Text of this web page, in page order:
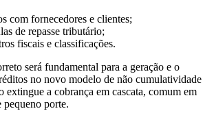
com fornecedores e clientes;
de repasse tributário;
fiscais e classificações.
será fundamental para a geração e o
no novo modelo de não cumulatividade
extingue a cobrança em cascata, comum em
pequeno porte.